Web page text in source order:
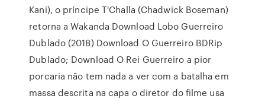
Kani), o príncipe T'Challa (Chadwick Boseman)
retorna a Wakanda Download Lobo Guerreiro
Dublado (2018) Download O Guerreiro BDRip
Dublado; Download O Rei Guerreiro a pior
porcaria não tem nada a ver com a batalha em
massa descrita na capa o diretor do filme usa